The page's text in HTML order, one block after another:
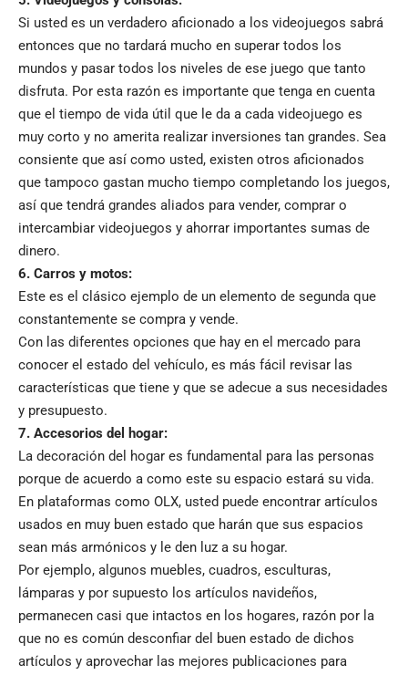
Si usted es un verdadero aficionado a los videojuegos sabrá
entonces que no tardará mucho en superar todos los
mundos y pasar todos los niveles de ese juego que tanto
disfruta. Por esta razón es importante que tenga en cuenta
que el tiempo de vida útil que le da a cada videojuego es
muy corto y no amerita realizar inversiones tan grandes. Sea
consiente que así como usted, existen otros aficionados
que tampoco gastan mucho tiempo completando los juegos,
así que tendrá grandes aliados para vender, comprar o
intercambiar videojuegos y ahorrar importantes sumas de
dinero.
6. Carros y motos:
Este es el clásico ejemplo de un elemento de segunda que
constantemente se compra y vende.
Con las diferentes opciones que hay en el mercado para
conocer el estado del vehículo, es más fácil revisar las
características que tiene y que se adecue a sus necesidades
y presupuesto.
7. Accesorios del hogar:
La decoración del hogar es fundamental para las personas
porque de acuerdo a como este su espacio estará su vida.
En plataformas como OLX, usted puede encontrar artículos
usados en muy buen estado que harán que sus espacios
sean más armónicos y le den luz a su hogar.
Por ejemplo, algunos muebles, cuadros, esculturas,
lámparas y por supuesto los artículos navideños,
permanecen casi que intactos en los hogares, razón por la
que no es común desconfiar del buen estado de dichos
artículos y aprovechar las mejores publicaciones para